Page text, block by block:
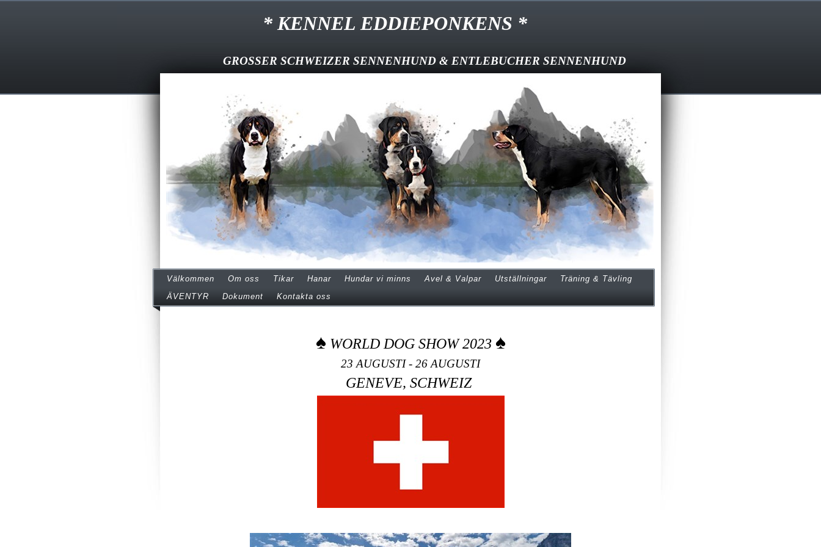
* KENNEL EDDIEPONKENS *
GROSSER SCHWEIZER SENNENHUND & ENTLEBUCHER SENNENHUND
Välkommen
Välkommen Om oss Tikar Hanar Hundar vi minns Avel & Valpar Utställningar
Träning & Tävling
ÄVENTYR
Dokument Kontakta oss
♠ WORLD DOG SHOW 2023 ♠
23 AUGUSTI - 26 AUGUSTI
GENEVE, SCHWEIZ